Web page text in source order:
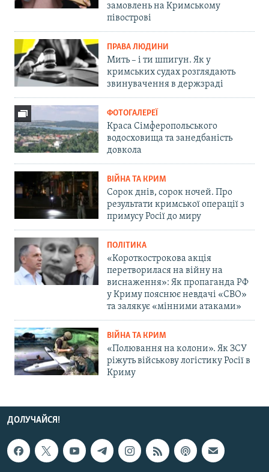
замовлень на Кримському
півострові
ПРАВА ЛЮДИНИ
Мить – і ти шпигун. Як у
кримських судах розглядають
звинувачення в держзраді
ФОТОГАЛЕРЕЇ
Краса Сімферопольського
водосховища та занедбаність
довкола
ВІЙНА ТА КРИМ
Сорок днів, сорок ночей. Про
результати кримської операції з
примусу Росії до миру
ПОЛІТИКА
«Короткострокова акція
перетворилася на війну на
виснаження»: Як пропаганда РФ
у Криму пояснює невдачі «СВО»
та залякує «мінними атаками»
ВІЙНА ТА КРИМ
«Полювання на колони». Як ЗСУ
ріжуть військову логістику Росії в
Криму
ДОЛУЧАЙСЯ!